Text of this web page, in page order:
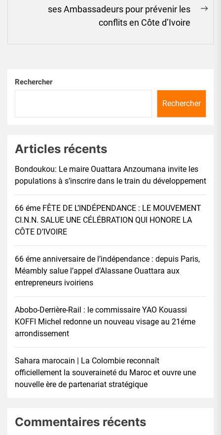
ses Ambassadeurs pour prévenir les
conflits en Côte d’Ivoire
Rechercher
Rechercher
Articles récents
Bondoukou: Le maire Ouattara Anzoumana invite les
populations à s’inscrire dans le train du développement
66 éme FÊTE DE L’INDÉPENDANCE : LE MOUVEMENT
CI.N.N. SALUE UNE CÉLÉBRATION QUI HONORE LA
CÔTE D’IVOIRE
66 éme anniversaire de l’indépendance : depuis Paris,
Méambly salue l’appel d’Alassane Ouattara aux
entrepreneurs ivoiriens
Abobo-Derrière-Rail : le commissaire YAO Kouassi
KOFFI Michel redonne un nouveau visage au 21éme
arrondissement
Sahara marocain | La Colombie reconnaît
officiellement la souveraineté du Maroc et ouvre une
nouvelle ère de partenariat stratégique
Commentaires récents